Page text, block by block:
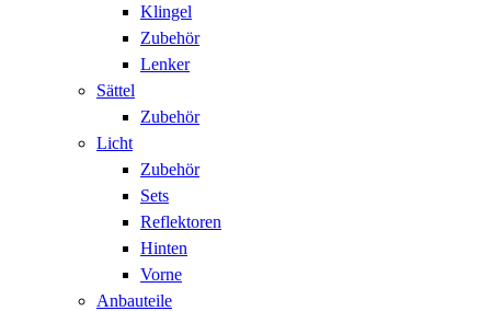
Klingel
Zubehör
Lenker
Sättel
Zubehör
Licht
Zubehör
Sets
Reflektoren
Hinten
Vorne
Anbauteile